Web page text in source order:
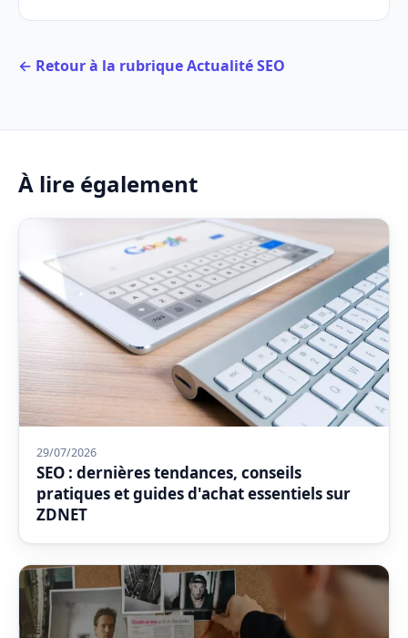
← Retour à la rubrique Actualité SEO
À lire également
29/07/2026
SEO : dernières tendances, conseils
pratiques et guides d'achat essentiels sur
ZDNET